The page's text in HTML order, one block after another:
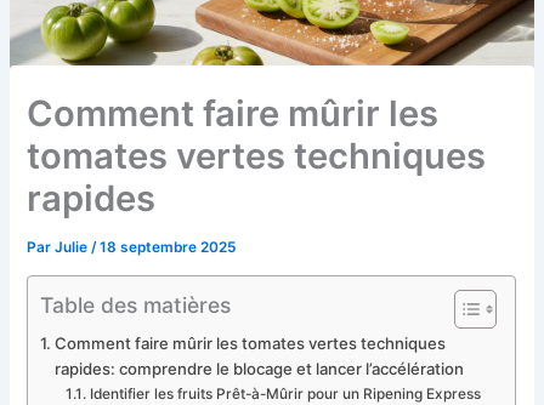
Comment faire mûrir les
tomates vertes techniques
rapides
ParJulie /18 septembre 2025
Table des matières
Comment faire mûrir les tomates vertes techniques
rapides: comprendre le blocage et lancer l’accélération
Identifier les fruits Prêt-à-Mûrir pour un Ripening Express